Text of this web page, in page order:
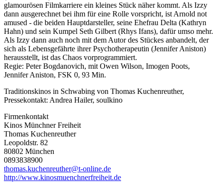
glamourösen Filmkarriere ein kleines Stück näher kommt. Als Izzy
dann ausgerechnet bei ihm für eine Rolle vorspricht, ist Arnold not
amused - die beiden Hauptdarsteller, seine Ehefrau Delta (Kathryn
Hahn) und sein Kumpel Seth Gilbert (Rhys Ifans), dafür umso mehr.
Als Izzy dann auch noch mit dem Autor des Stückes anbandelt, der
sich als Lebensgefährte ihrer Psychotherapeutin (Jennifer Aniston)
herausstellt, ist das Chaos vorprogrammiert.
Regie: Peter Bogdanovich, mit Owen Wilson, Imogen Poots,
Jennifer Aniston, FSK 0, 93 Min.
Traditionskinos in Schwabing von Thomas Kuchenreuther,
Pressekontakt: Andrea Hailer, soulkino
Firmenkontakt
Kinos Münchner Freiheit
Thomas Kuchenreuther
Leopoldstr. 82
80802 München
0893838900
thomas.kuchenreuther@t-online.de
http://www.kinosmuenchnerfreiheit.de